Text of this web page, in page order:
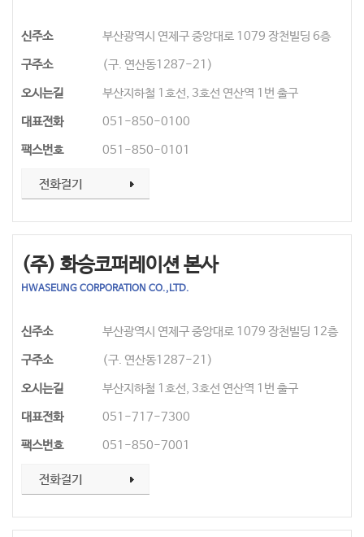
신주소 부산광역시 연제구 중앙대로 1079 장천빌딩 6층
구주소 (구. 연산동1287-21)
오시는길 부산지하철 1호선, 3호선 연산역 1번 출구
대표전화 051-850-0100
팩스번호 051-850-0101
(주) 화승코퍼레이션 본사
HWASEUNG CORPORATION CO.,LTD.
신주소 부산광역시 연제구 중앙대로 1079 장천빌딩 12층
구주소 (구. 연산동1287-21)
오시는길 부산지하철 1호선, 3호선 연산역 1번 출구
대표전화 051-717-7300
팩스번호 051-850-7001